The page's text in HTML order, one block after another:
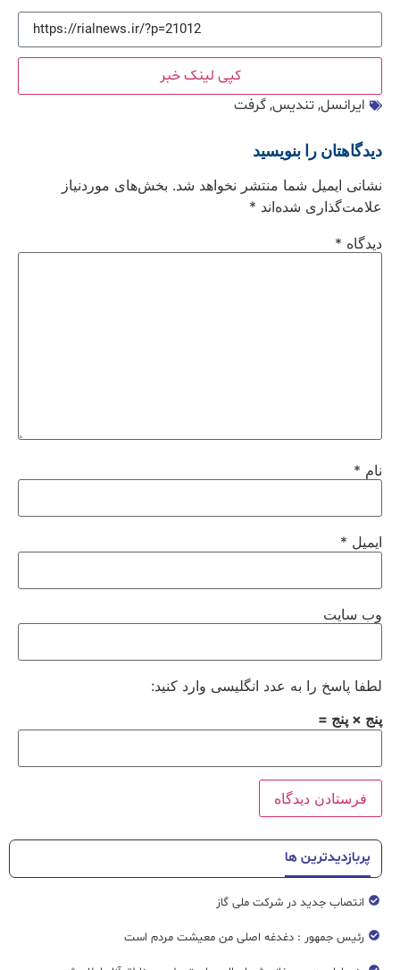
کپی لینک خبر
ایرانسل, تندیس,گرفت
دیدگاهتان را بنویسید
نشانی ایمیل شما منتشر نخواهد شد. بخش‌های موردنیاز
علامت‌گذاری شده‌اند *
دیدگاه *
نام *
ایمیل *
وب‌ سایت
لطفا پاسخ را به عدد انگلیسی وارد کنید:
پنج × پنج =
پربازدیدترین ها
انتصاب جدید در شرکت ملی گاز
رئیس جمهور : دغدغه اصلی من معیشت مردم است